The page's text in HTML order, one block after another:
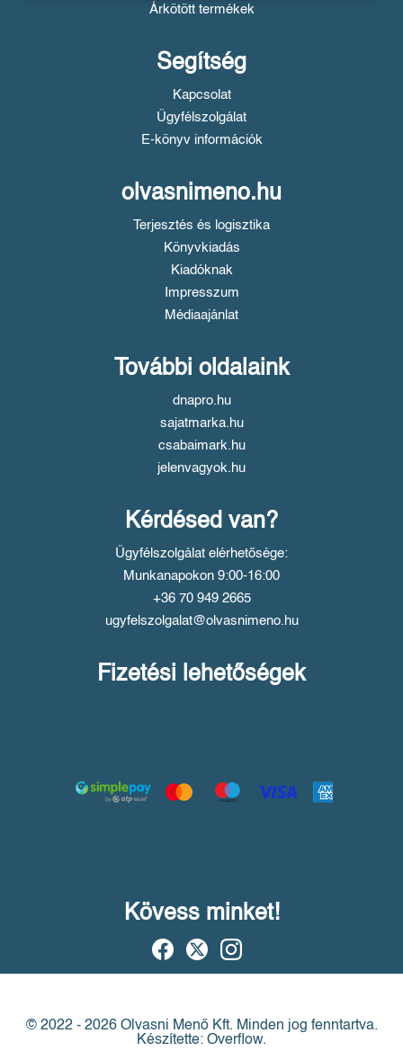
Árkötött termékek
Segítség
Kapcsolat
Ügyfélszolgálat
E-könyv információk
olvasnimeno.hu
Terjesztés és logisztika
Könyvkiadás
Kiadóknak
Impresszum
Médiaajánlat
További oldalaink
dnapro.hu
sajatmarka.hu
csabaimark.hu
jelenvagyok.hu
Kérdésed van?
Ügyfélszolgálat elérhetősége:
Munkanapokon 9:00-16:00
+36 70 949 2665
ugyfelszolgalat@olvasnimeno.hu
Fizetési lehetőségek
Kövess minket!
© 2022 - 2026 Olvasni Menő Kft. Minden jog fenntartva.
Készítette: Overflow.